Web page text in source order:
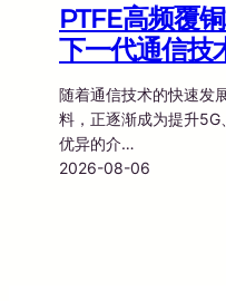
PTFE高频覆
下一代通信技
随着通信技术的快速发
料，正逐渐成为提升
优异的介…
2026-08-06